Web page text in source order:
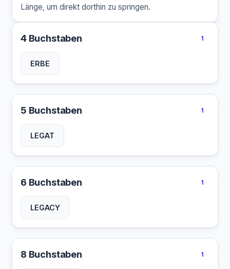
Länge, um direkt dorthin zu springen.
4 Buchstaben 1
ERBE
5 Buchstaben 1
LEGAT
6 Buchstaben 1
LEGACY
8 Buchstaben 1